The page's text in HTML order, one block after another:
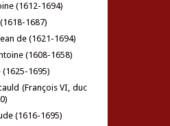
(1612-1694)
1687)
de (1621-1694)
(1608-1658)
(1625-1695)
(François VI, duc
(1616-1695)